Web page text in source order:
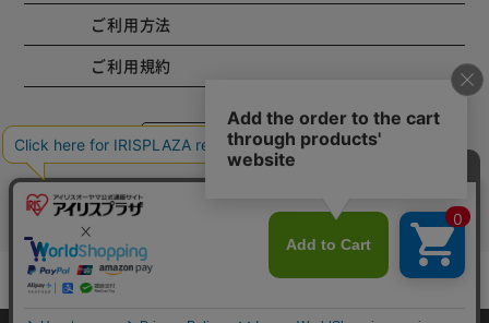
ご利用方法
ご利用規約
コーポレートサイト
Copyright © 2001 IRISPLAZA. ALL Rights Reserved.